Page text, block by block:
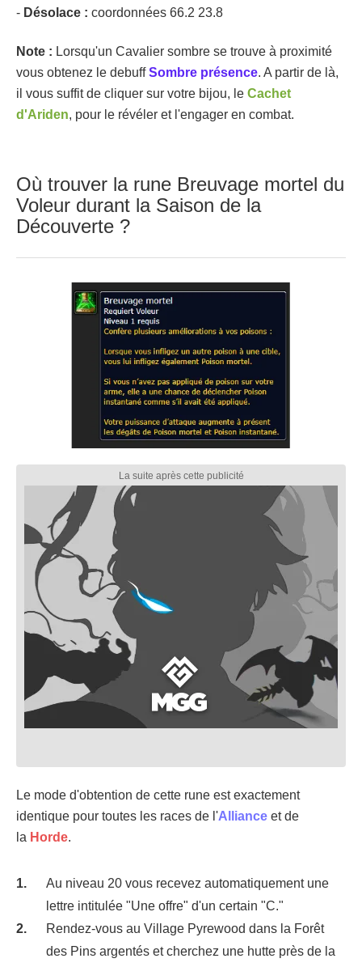
- Désolace : coordonnées 66.2 23.8
Note : Lorsqu'un Cavalier sombre se trouve à proximité
vous obtenez le debuffSombre présence. A partir de là,
il vous suffit de cliquer sur votre bijou, le Cachet
d'Ariden, pour le révéler et l'engager en combat.
Où trouver la rune Breuvage mortel du
Voleur durant la Saison de la
Découverte ?
Le mode d'obtention de cette rune est exactement
identique pour toutes les races de l'Alliance et de
la Horde.
Au niveau 20 vous recevez automatiquement une
lettre intitulée "Une offre" d'un certain "C."
Rendez-vous au Village Pyrewood dans la Forêt
des Pins argentés et cherchez une hutte près de la